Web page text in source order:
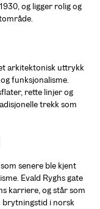
og ligger rolig og
arkitektonisk uttrykk
funksjonalisme.
rette linjer og
trekk som
senere ble kjent
Evald Ryghs gate
karriere, og står som
brytningstid i norsk